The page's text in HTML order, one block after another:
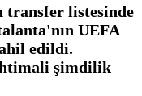
transfer listesinde
UEFA
edildi.
şimdilik